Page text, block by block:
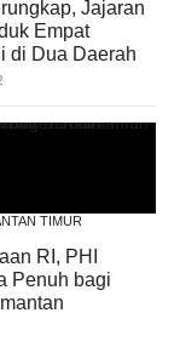
Jajaran
Empat
di Dua Daerah
TIMUR
RI, PHI
Penuh bagi